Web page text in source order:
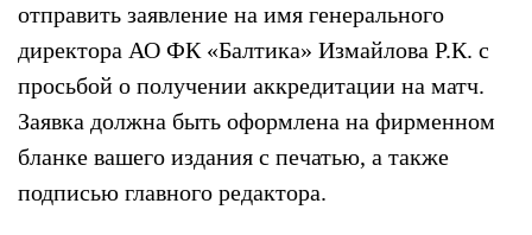
отправить заявление на имя генерального
директора АО ФК «Балтика» Измайлова Р.К. с
просьбой о получении аккредитации на матч.
Заявка должна быть оформлена на фирменном
бланке вашего издания с печатью, а также
подписью главного редактора.